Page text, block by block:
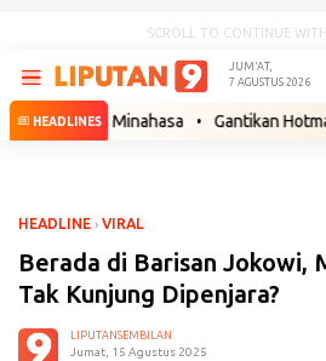
SCROLL TO CONTINUE
JUM'AT,
7 AGUSTUS 2026
HEADLINES
Minahasa • Gantikan Hotman Paris,
HEADLINE › VIRAL
Berada di Barisan Jokowi,
Tak Kunjung Dipenjara?
LIPUTANSEMBILAN
Jumat, 15 Agustus 2025